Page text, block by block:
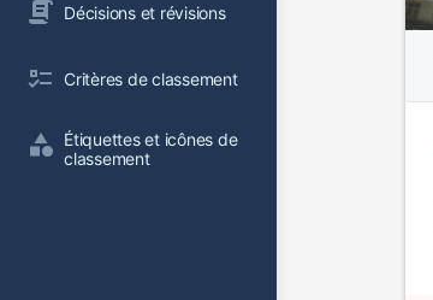
Décisions et révisions
Critères de classement
Étiquettes et icônes de
classement